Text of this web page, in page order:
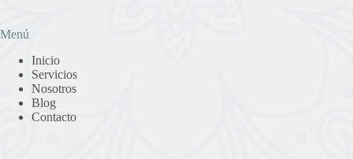
Menú
Inicio
Servicios
Nosotros
Blog
Contacto